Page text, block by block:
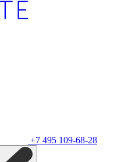
+7 495 109-68-28